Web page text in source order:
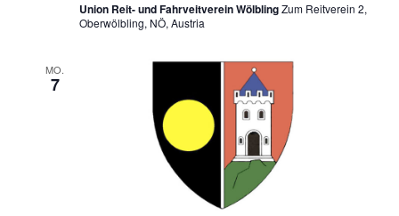
Union Reit- und Fahrveitverein WölblingZum Reitverein 2,
Oberwölbling, NÖ, Austria
MO.
7